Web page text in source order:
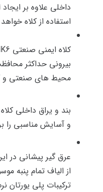
داخلی علاوه بر
استفاده از کلاه
بیرونی حداکثر
محیط های صنعتی و
و آسایش مناسبی را
عرق گیر پیشانی در
از الیاف تمام پنبه
ترکیبات پلی